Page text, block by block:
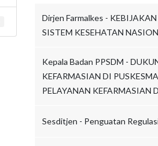
Dirjen Farmalkes -
SISTEM KESEHATAN
Kepala Badan PPSDM -
KEFARMASIAN DI
PELAYANAN KEFARMASIAN
Sesditjen - Penguatan